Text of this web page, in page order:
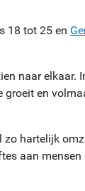
18 tot 25 en
naar elkaar.
groeit en
zo hartelijk
aan mensen